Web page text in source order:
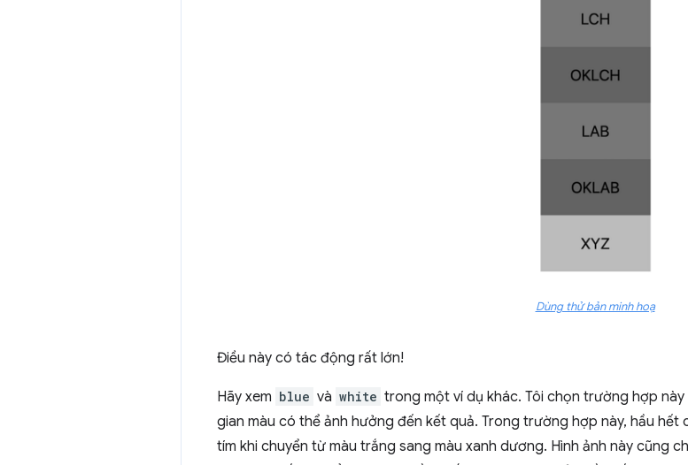
Dùng thử bản minh hoạ
Điều này có tác động rất lớn!
Hãy xem blue và white trong một ví dụ khác. Tôi chọn trường hợp
gian màu có thể ảnh hưởng đến kết quả. Trong trường hợp này, hầu hết
tím khi chuyển từ màu trắng sang màu xanh dương. Hình ảnh này cũng